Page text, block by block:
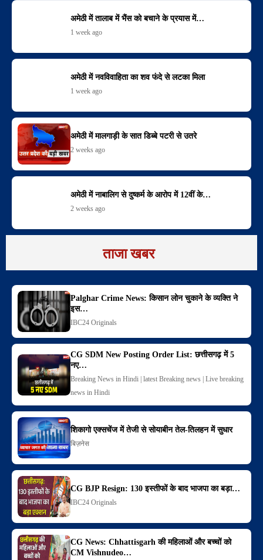
अमेठी में तालाब में भैंस को बचाने के प्रयास में…
1 week ago
अमेठी में नवविवाहिता का शव फंदे से लटका मिला
1 week ago
अमेठी में मालगाड़ी के सात डिब्बे पटरी से उतरे
2 weeks ago
अमेठी में नाबालिग से दुष्कर्म के आरोप में 12वीं के…
2 weeks ago
ताजा खबर
Palghar Crime News: किसान लोन चुकाने के व्यक्ति ने
इस…
IBC24 Originals
CG SDM New Posting Order List: छत्तीसगढ़ में 5
नए…
Breaking News in Hindi | latest Breaking news | Live breaking
news in Hindi
शिकागो एक्सचेंज में तेजी से सोयाबीन तेल-तिलहन में सुधार
बिज़नेस
CG BJP Resign: 130 इस्तीफों के बाद भाजपा का बड़ा…
IBC24 Originals
CG News: Chhattisgarh की महिलाओं और बच्चों को
CM Vishnudeo…